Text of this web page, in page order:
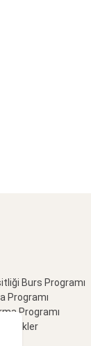
Burs Programı
Programı
Programı